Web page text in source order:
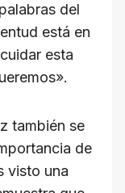
del
está en
esta
también se
de
visto una